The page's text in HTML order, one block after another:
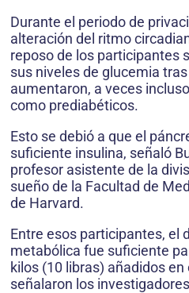
Durante el periodo de
alteración del ritmo
reposo de los participantes
sus niveles de glucemia
aumentaron, a veces
como prediabéticos.
Esto se debió a que el
suficiente insulina, señaló
profesor asistente de la
sueño de la Facultad de
de Harvard.
Entre esos participantes, el
metabólica fue suficiente
kilos (10 libras) añadidos
señalaron los